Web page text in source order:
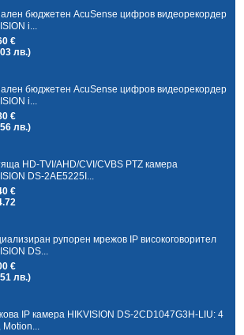
бюджетен AcuSense цифров видеорекордер
i...
€
лв.)
бюджетен AcuSense цифров видеорекордер
i...
€
лв.)
HD-TVI/AHD/CVI/CVBS PTZ камера
DS-2AE5225I...
€
рупорен мрежов IP високоговорител
DS...
€
лв.)
IP камера HIKVISION DS-2CD1047G3H-LIU: 4
Motion...